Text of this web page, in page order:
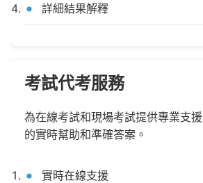
詳細結果解釋
考試代考服務
為在線考試和現場考試提供專業支
的實時幫助和準確答案。
實時在線支援